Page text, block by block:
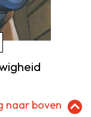
naar boven